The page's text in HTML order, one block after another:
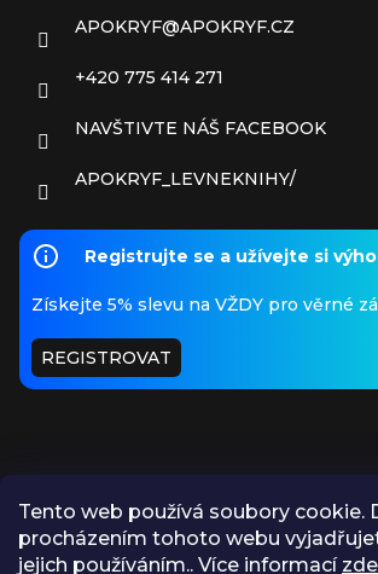
Tento web používá soubory cookie.
procházením tohoto webu
jejich používáním.. Více informací zde
APOKRYF@APOKRYF.CZ
+420 775 414 271
NAVŠTIVTE NÁŠ FACEBOOK
APOKRYF_LEVNEKNIHY/
Registrujte se a užívejte si
Získejte 5% slevu na VŽDY pro věrné
REGISTROVAT
PŘIJÍMÁME ONLINE PLATBY